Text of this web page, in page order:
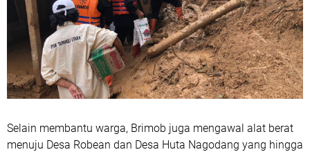
Selain membantu warga, Brimob juga mengawal alat berat
menuju Desa Robean dan Desa Huta Nagodang yang hingga